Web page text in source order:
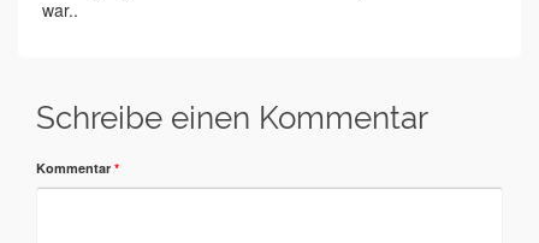
war..
Schreibe einen Kommentar
Kommentar *